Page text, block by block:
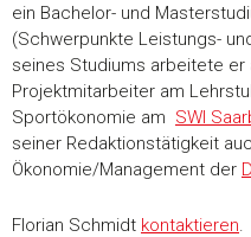
Präferenzen
Statistiken
ein Bachelor- und
(Schwerpunkte Leistungs-
seines Studiums arbeitete
Projektmitarbeiter am
Sportökonomie am SWI
seiner Redaktionstätigkeit
Ökonomie/Management der
Florian Schmidt kontaktieren.